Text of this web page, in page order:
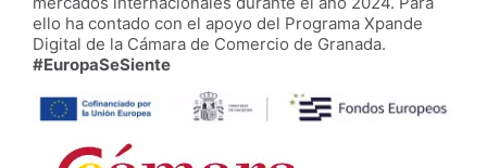
ello ha contado con el apoyo del Programa Xpande
Digital de la Cámara de Comercio de Granada.
#EuropaSeSiente